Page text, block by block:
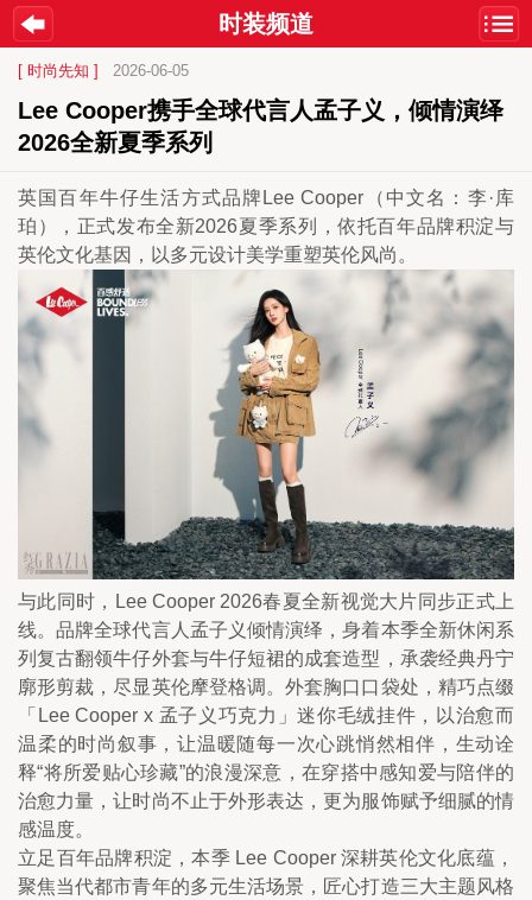
时装频道
[ 时尚先知 ] 2026-06-05
Lee Cooper携手全球代言人孟子义，倾情演绎
2026全新夏季系列
英国百年牛仔生活方式品牌Lee Cooper（中文名：李·库
珀），正式发布全新2026夏季系列，依托百年品牌积淀与
英伦文化基因，以多元设计美学重塑英伦风尚。
与此同时，Lee Cooper 2026春夏全新视觉大片同步正式上
线。品牌全球代言人孟子义倾情演绎，身着本季全新休闲系
列复古翻领牛仔外套与牛仔短裙的成套造型，承袭经典丹宁
廓形剪裁，尽显英伦摩登格调。外套胸口口袋处，精巧点缀
「Lee Cooper x 孟子义巧克力」迷你毛绒挂件，以治愈而
温柔的时尚叙事，让温暖随每一次心跳悄然相伴，生动诠
释“将所爱贴心珍藏”的浪漫深意，在穿搭中感知爱与陪伴的
治愈力量，让时尚不止于外形表达，更为服饰赋予细腻的情
感温度。
立足百年品牌积淀，本季 Lee Cooper 深耕英伦文化底蕴，
聚焦当代都市青年的多元生活场景，匠心打造三大主题风格